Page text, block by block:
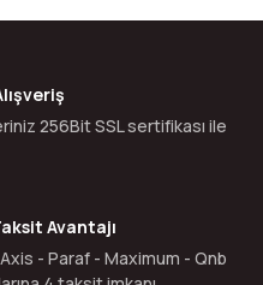
256Bit SSL sertifikası ile
Avantajı
- Paraf - Maximum - Qnb